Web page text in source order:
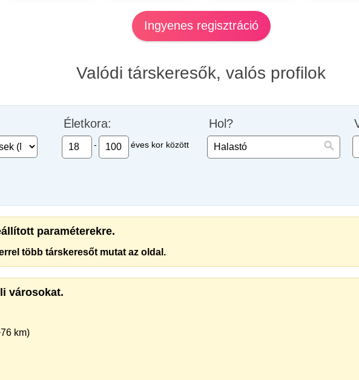
Ingyenes regisztráció
Valódi társkeresők, valós profilok
Életkora:
- éves kor között
Hol?
paraméterekre.
több társkeresőt mutat az oldal.
városokat.
km)